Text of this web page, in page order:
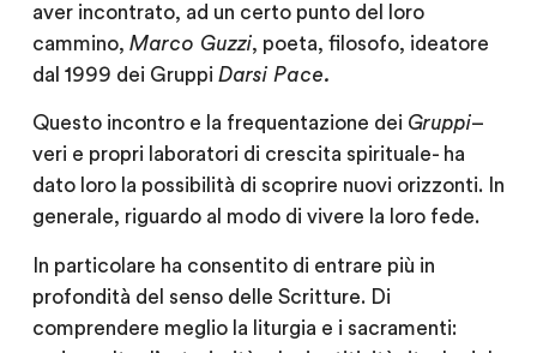
aver incontrato, ad un certo punto del loro
cammino, Marco Guzzi, poeta, filosofo, ideatore
dal 1999 dei Gruppi Darsi Pace.
Questo incontro e la frequentazione dei Gruppi–
veri e propri laboratori di crescita spirituale- ha
dato loro la possibilità di scoprire nuovi orizzonti. In
generale, riguardo al modo di vivere la loro fede.
In particolare ha consentito di entrare più in
profondità del senso delle Scritture. Di
comprendere meglio la liturgia e i sacramenti: